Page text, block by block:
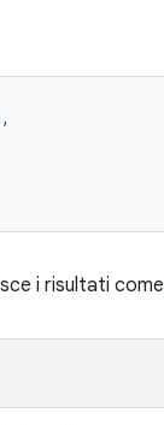
i risultati come